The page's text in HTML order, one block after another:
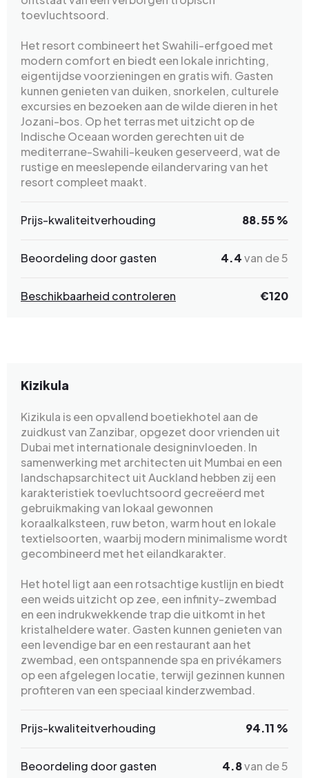
toevluchtsoord.
Het resort combineert het Swahili-erfgoed met
modern comfort en biedt een lokale inrichting,
eigentijdse voorzieningen en gratis wifi. Gasten
kunnen genieten van duiken, snorkelen, culturele
excursies en bezoeken aan de wilde dieren in het
Jozani-bos. Op het terras met uitzicht op de
Indische Oceaan worden gerechten uit de
mediterrane-Swahili-keuken geserveerd, wat de
rustige en meeslepende eilandervaring van het
resort compleet maakt.
Prijs-kwaliteitverhouding 88.55 %
Beoordeling door gasten 4.4van de 5
Beschikbaarheid controleren €120
Kizikula
Kizikula is een opvallend boetiekhotel aan de
zuidkust van Zanzibar, opgezet door vrienden uit
Dubai met internationale designinvloeden. In
samenwerking met architecten uit Mumbai en een
landschapsarchitect uit Auckland hebben zij een
karakteristiek toevluchtsoord gecreëerd met
gebruikmaking van lokaal gewonnen
koraalkalksteen, ruw beton, warm hout en lokale
textielsoorten, waarbij modern minimalisme wordt
gecombineerd met het eilandkarakter.
Het hotel ligt aan een rotsachtige kustlijn en biedt
een weids uitzicht op zee, een infinity-zwembad
en een indrukwekkende trap die uitkomt in het
kristalheldere water. Gasten kunnen genieten van
een levendige bar en een restaurant aan het
zwembad, een ontspannende spa en privékamers
op een afgelegen locatie, terwijl gezinnen kunnen
profiteren van een speciaal kinderzwembad.
Prijs-kwaliteitverhouding 94.11 %
Beoordeling door gasten 4.8van de 5